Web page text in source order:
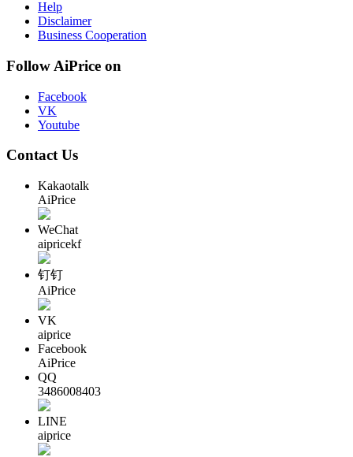
Help
Disclaimer
Business Cooperation
Follow AiPrice on
Facebook
VK
Youtube
Contact Us
Kakaotalk
AiPrice
WeChat
aipricekf
钉钉
AiPrice
VK
aiprice
Facebook
AiPrice
QQ
3486008403
LINE
aiprice